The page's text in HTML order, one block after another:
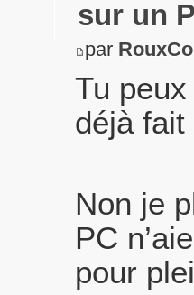
sur un
par
Tu
déjà
Non je
PC
pour